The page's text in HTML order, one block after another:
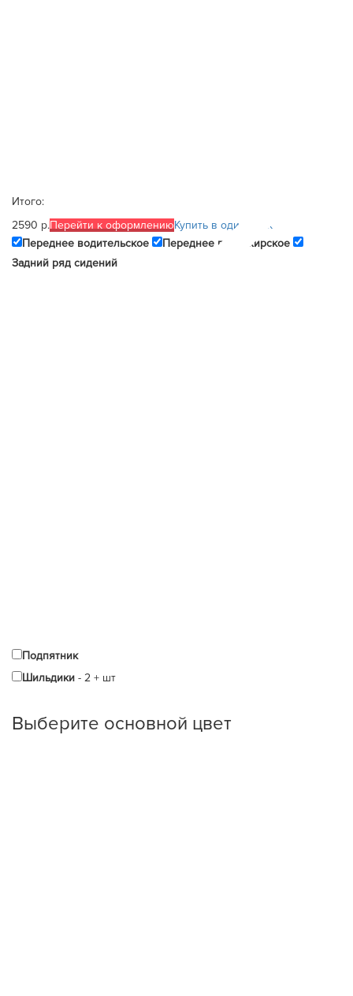
Итого:
2590 р.Перейти к оформлениюКупить в один клик
Переднее водительское
Переднее пассажирское
Задний ряд сидений
Подпятник
Шильдики - 2 + шт
Выберите oсновной цвет